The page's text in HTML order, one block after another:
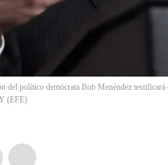
del político demócrata Bob Menéndez
(EFE)